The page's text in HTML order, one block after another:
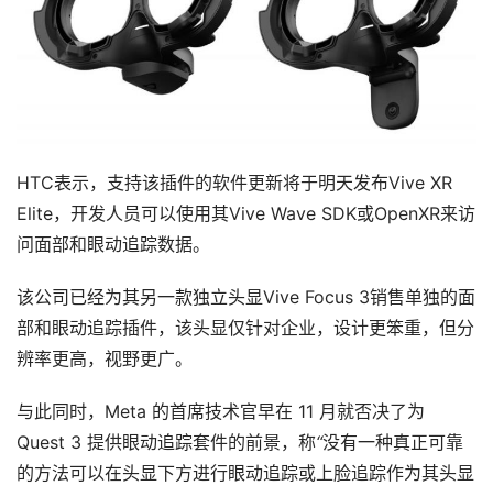
动
闻
V
设
备
排
观
点
登录
HTC表示，支持该插件的软件更新将于明天发布Vive XR
Elite，开发人员可以使用其Vive Wave SDK或OpenXR来访
问面部和眼动追踪数据。
该公司已经为其另一款独立头显Vive Focus 3销售单独的面
部和眼动追踪插件，该头显仅针对企业，设计更笨重，但分
辨率更高，视野更广。
与此同时，Meta 的首席技术官早在 11 月就否决了为
Quest 3 提供眼动追踪套件的前景，称“没有一种真正可靠
的方法可以在头显下方进行眼动追踪或上脸追踪作为其头显